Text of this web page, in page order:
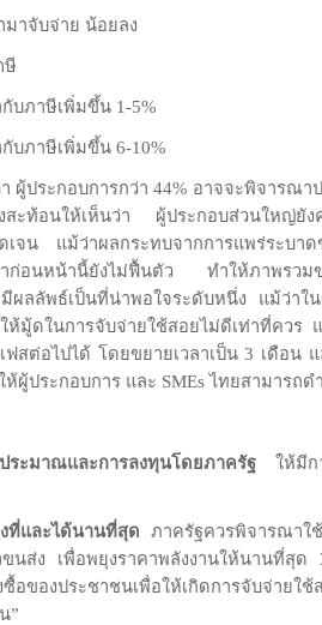
าจับจ่าย น้อยลง
ษี
ภาษีเพิ่มขึ้น 1-5%
ภาษีเพิ่มขึ้น 6-10%
ประกอบการกว่า 44% อาจจะพิจารณา
ท้อนให้เห็นว่า ผู้ประกอบส่วนใหญ่ยัง
เจน แม้ว่าผลกระทบจากการแพร่ระบ
าก่อนหน้านี้ยังไม่ฟื้นตัว ทำให้ภาพรว
ลลัพธ์เป็นที่น่าพอใจระดับหนึ่ง แม้ว่าใ
ห้มู้ดในการจับจ่ายใช้สอยไม่ดีเท่าที่ควร
สต่อไปได้ โดยขยายเวลาเป็น 3 เดือน
ห้ผู้ประกอบการ และ SMEs ไทยสามารถ
ประมาณและการลงทุนโดยภาครัฐให้มีกา
ที่และได้นานที่สุด ภาครัฐควรพิจารณาใ
นส่ง เพื่อพยุงราคาพลังงานให้นานที่สุด
ของประชาชนเพื่อให้เกิดการจับจ่ายใช้
”